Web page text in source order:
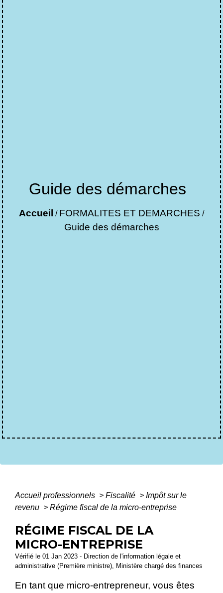
Guide des démarches
Accueil / FORMALITES ET DEMARCHES /
Guide des démarches
Accueil professionnels > Fiscalité > Impôt sur le
revenu > Régime fiscal de la micro-entreprise
RÉGIME FISCAL DE LA
MICRO-ENTREPRISE
Vérifié le 01 Jan 2023 - Direction de l'information légale et
administrative (Première ministre), Ministère chargé des finances
En tant que micro-entrepreneur, vous êtes